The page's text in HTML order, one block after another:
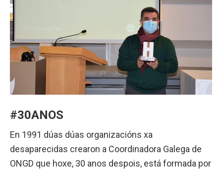
#30ANOS
En 1991 dúas dúas organizacións xa
desaparecidas crearon a Coordinadora Galega de
ONGD que hoxe, 30 anos despois, está formada por